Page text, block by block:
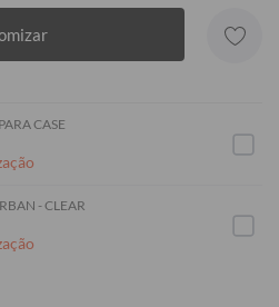
CASE
- CLEAR